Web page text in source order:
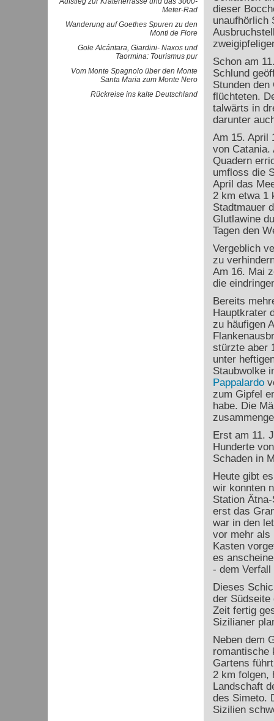
Meter-Rad
Wanderung auf Goethes Spuren zu den
Monti de Fiore
Gole Alcántara, Giardini- Naxos und
Taormina: Tourismus pur
Vom Monte Spagnolo über den Monte
Santa Maria zum Monte Nero
Rückreise ins kalte Deutschland
dieser
unaufhörlich
Schon am
Schlund
Stunden
flüchteten.
talwärts in
darunter
Am 15. April
von Catania.
Quadern
umfloss die
April das
2 km etwa 1
Stadtmauer
Glutlawine
Tagen den
Vergeblich
zu
Am 16. Mai
die
Bereits
Hauptkrater
zu häufigen
stürzte aber
unter
Staubwolke
Pappalardo
zum Gipfel
habe. Die
Erst am 11.
Hunderte
Schaden in
Heute gibt
wir konnten
Station
erst das
war in den
vor mehr als
Kasten
es
- dem Verfall
Dieses
der Südseite
Zeit fertig
Sizilianer
Neben dem
romantische
Gartens
2 km folgen,
Landschaft
des Simeto.
Sizilien